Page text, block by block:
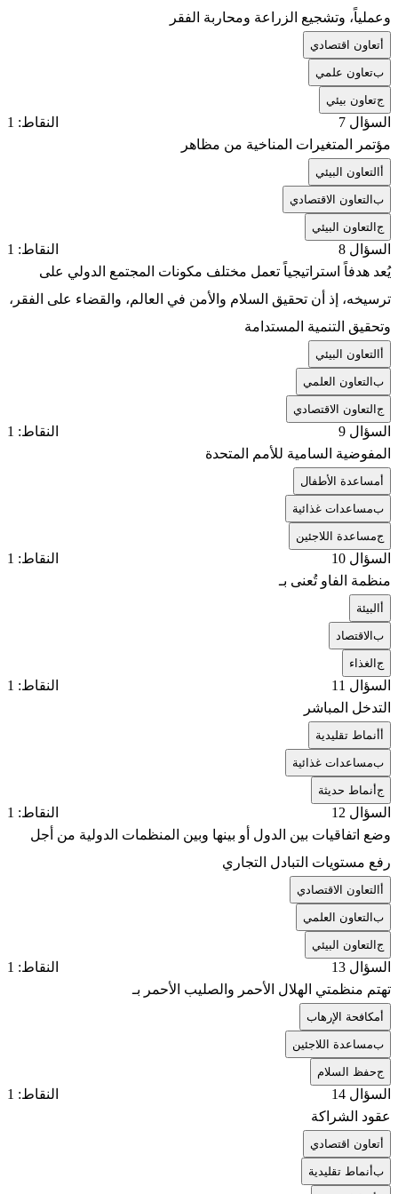
وعملياً، وتشجيع الزراعة ومحاربة الفقر
تعاون اقتصادي
بتعاون علمي
جتعاون بيئي
السؤال 7
النقاط: 1
مؤتمر المتغيرات المناخية من مظاهر
التعاون البيئي
بالتعاون الاقتصادي
جالتعاون البيئي
السؤال 8
النقاط: 1
يُعد هدفاً استراتيجياً تعمل مختلف مكونات المجتمع الدولي على
ترسيخه، إذ أن تحقيق السلام والأمن في العالم، والقضاء على الفقر،
وتحقيق التنمية المستدامة
التعاون البيئي
بالتعاون العلمي
جالتعاون الاقتصادي
السؤال 9
النقاط: 1
المفوضية السامية للأمم المتحدة
مساعدة الأطفال
بمساعدات غذائية
جمساعدة اللاجئين
السؤال 10
النقاط: 1
منظمة الفاو تُعنى بـ
البيئة
بالاقتصاد
جالغذاء
السؤال 11
النقاط: 1
التدخل المباشر
أنماط تقليدية
بمساعدات غذائية
جأنماط حديثة
السؤال 12
النقاط: 1
وضع اتفاقيات بين الدول أو بينها وبين المنظمات الدولية من أجل
رفع مستويات التبادل التجاري
التعاون الاقتصادي
بالتعاون العلمي
جالتعاون البيئي
السؤال 13
النقاط: 1
تهتم منظمتي الهلال الأحمر والصليب الأحمر بـ
مكافحة الإرهاب
بمساعدة اللاجئين
جحفظ السلام
السؤال 14
النقاط: 1
عقود الشراكة
تعاون اقتصادي
بأنماط تقليدية